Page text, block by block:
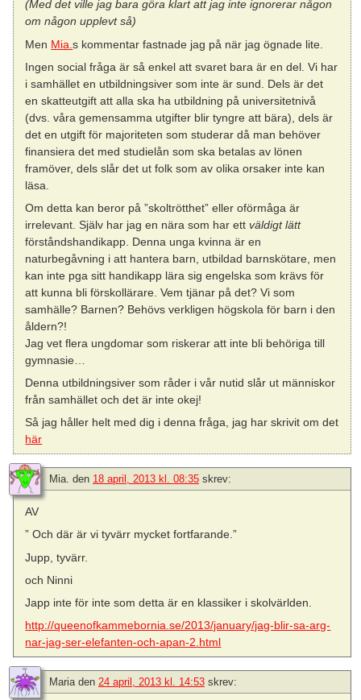
(Med det ville jag bara göra klart att jag inte ignorerar någon
om någon upplevt så)
Men Mia.s kommentar fastnade jag på när jag ögnade lite.
Ingen social fråga är så enkel att svaret bara är en del. Vi har
i samhället en utbildningsiver som inte är sund. Dels är det
en skatteutgift att alla ska ha utbildning på universitetnivå
(dvs. våra gemensamma utgifter blir tyngre att bära), dels är
det en utgift för majoriteten som studerar då man behöver
finansiera det med studielån som ska betalas av lönen
framöver, dels slår det ut folk som av olika orsaker inte kan
läsa.
Om detta kan beror på ”skoltrötthet” eller oförmåga är
irrelevant. Själv har jag en nära som har ettväldigt lätt
förståndshandikapp. Denna unga kvinna är en
naturbegåvning i att hantera barn, utbildad barnskötare, men
kan inte pga sitt handikapp lära sig engelska som krävs för
att kunna bli förskollärare. Vem tjänar på det? Vi som
samhälle? Barnen? Behövs verkligen högskola för barn i den
åldern?!
Jag vet flera ungdomar som riskerar att inte bli behöriga till
gymnasie…
Denna utbildningsiver som råder i vår nutid slår ut människor
från samhället och det är inte okej!
Så jag håller helt med dig i denna fråga, jag har skrivit om det
här
Mia. den 18 april, 2013 kl. 08:35 skrev:
AV
” Och där är vi tyvärr mycket fortfarande.”
Jupp, tyvärr.
och Ninni
Japp inte för inte som detta är en klassiker i skolvärlden.
http://queenofkammebornia.se/2013/january/jag-blir-sa-arg-
nar-jag-ser-elefanten-och-apan-2.html
Mariaden 24 april, 2013 kl. 14:53 skrev: